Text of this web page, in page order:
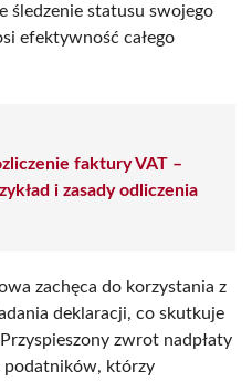
śledzenie statusu swojego
efektywność całego
faktury VAT –
i zasady odliczenia
zachęca do korzystania z
deklaracji, co skutkuje
zwrot nadpłaty
podatników, którzy